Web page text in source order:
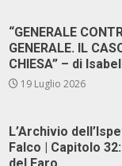
“GENERALE
GENERALE. IL
CHIESA” – di
19 Luglio 2026
L’Archivio
Falco | Capitolo